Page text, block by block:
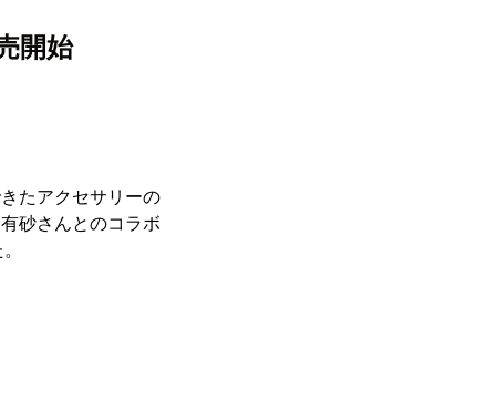
開始
たアクセサリーの
砂さんとのコラボ